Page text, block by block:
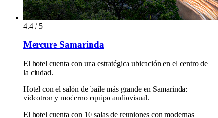
4.4 / 5
Mercure Samarinda
El hotel cuenta con una estratégica ubicación en el centro de
la ciudad.
Hotel con el salón de baile más grande en Samarinda:
videotron y moderno equipo audiovisual.
El hotel cuenta con 10 salas de reuniones con modernas